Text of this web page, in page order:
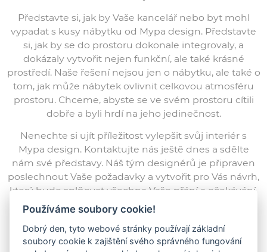
Představte si, jak by Vaše kancelář nebo byt mohl
vypadat s kusy nábytku od Mypa design. Představte
si, jak by se do prostoru dokonale integrovaly, a
dokázaly vytvořit nejen funkční, ale také krásné
prostředí. Naše řešení nejsou jen o nábytku, ale také o
tom, jak může nábytek ovlivnit celkovou atmosféru
prostoru. Chceme, abyste se ve svém prostoru cítili
dobře a byli hrdí na jeho jedinečnost.
Nenechte si ujít příležitost vylepšit svůj interiér s
Mypa design. Kontaktujte nás ještě dnes a sdělte
nám své představy. Náš tým designérů je připraven
poslechnout Vaše požadavky a vytvořit pro Vás návrh,
který bude splňovat všechna Vaše přání a očekávání.
Mypa design – kde nábytek splňuje funkci a
estetiku.
Používáme soubory cookie!
Dobrý den, tyto webové stránky používají základní
soubory cookie k zajištění svého správného fungování